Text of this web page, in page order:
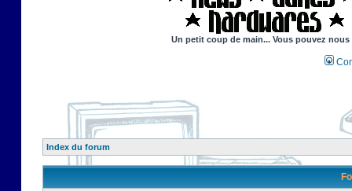
Un petit coup de main... Vous pouvez
Index du forum